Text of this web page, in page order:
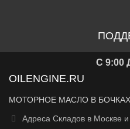
С 9:00
OILENGINE.RU
МОТОРНОЕ МАСЛО В БОЧКАХ
Адреса Складов в Москве